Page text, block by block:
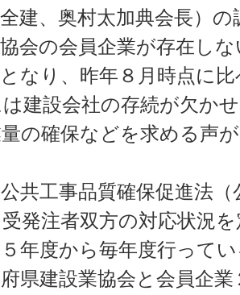
建、奥村太加典会長）
会の会員企業が存在し
なり、昨年８月時点に
建設会社の存続が欠か
の確保などを求める声
共工事品質確保促進法
発注者双方の対応状況
年度から毎年度行って
県建設業協会と会員企